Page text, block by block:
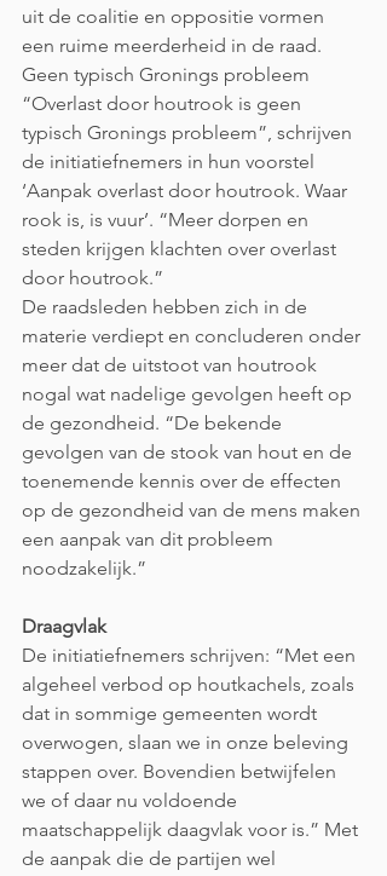
uit de coalitie en oppositie vormen
een ruime meerderheid in de raad.
Geen typisch Gronings probleem
“Overlast door houtrook is geen
typisch Gronings probleem”, schrijven
de initiatiefnemers in hun voorstel
‘Aanpak overlast door houtrook. Waar
rook is, is vuur’. “Meer dorpen en
steden krijgen klachten over overlast
door houtrook.”
De raadsleden hebben zich in de
materie verdiept en concluderen onder
meer dat de uitstoot van houtrook
nogal wat nadelige gevolgen heeft op
de gezondheid. “De bekende
gevolgen van de stook van hout en de
toenemende kennis over de effecten
op de gezondheid van de mens maken
een aanpak van dit probleem
noodzakelijk.”
Draagvlak
De initiatiefnemers schrijven: “Met een
algeheel verbod op houtkachels, zoals
dat in sommige gemeenten wordt
overwogen, slaan we in onze beleving
stappen over. Bovendien betwijfelen
we of daar nu voldoende
maatschappelijk daagvlak voor is.” Met
de aanpak die de partijen wel